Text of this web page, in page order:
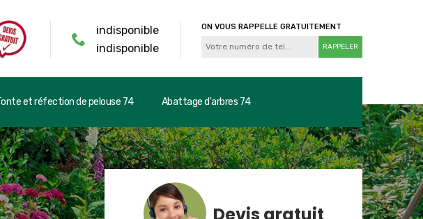
indisponible
indisponible
ON VOUS RAPPELLE GRATUITEMENT
et réfection de pelouse 74 Abattage d'arbres 74
Devis gratuit